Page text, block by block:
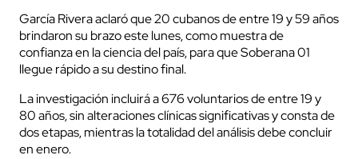
García Rivera aclaró que 20 cubanos de entre 19 y 59 años
brindaron su brazo este lunes, como muestra de
confianza en la ciencia del país, para que Soberana 01
llegue rápido a su destino final.
La investigación incluirá a 676 voluntarios de entre 19 y
80 años, sin alteraciones clínicas significativas y consta de
dos etapas, mientras la totalidad del análisis debe concluir
en enero.